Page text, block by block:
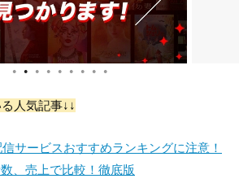
役：Eric Rohmer 役：Agnès Varda
● ● ● ● ● ● ● ● ●
人気記事↓↓
信サービスおすすめランキングに注意！
、売上で比較！徹底版